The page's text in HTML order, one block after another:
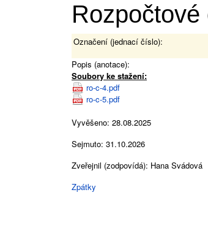
Označení (jednací číslo):
Popis (anotace):
Soubory ke stažení:
ro-c-4.pdf
ro-c-5.pdf
Vyvěšeno: 28.08.2025
Sejmuto: 31.10.2026
Zveřejnil (zodpovídá): Hana Svádová
Zpátky